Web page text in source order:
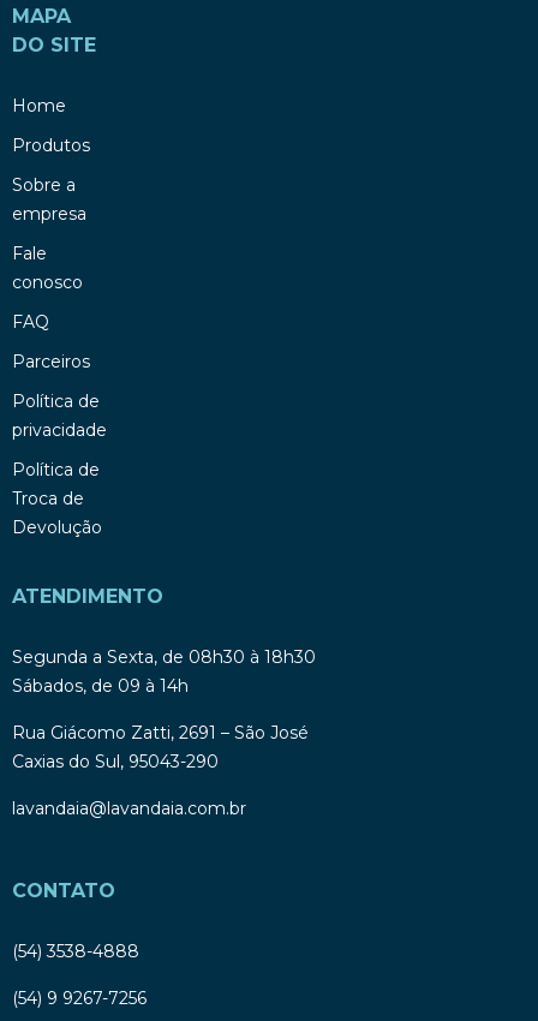
MAPA
DO SITE
Home
Produtos
Sobre a
empresa
Fale
conosco
FAQ
Parceiros
Política de
privacidade
Política de
Troca de
Devolução
ATENDIMENTO
Segunda a Sexta, de 08h30 à 18h30
Sábados, de 09 à 14h
Rua Giácomo Zatti, 2691 – São José
Caxias do Sul, 95043-290
lavandaia@lavandaia.com.br
CONTATO
(54) 3538-4888
(54) 9 9267-7256